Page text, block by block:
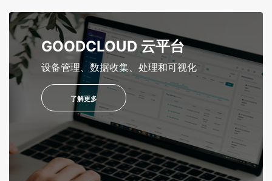
GOODCLOUD 云平台
设备管理、数据收集、处理和可视化
了解更多